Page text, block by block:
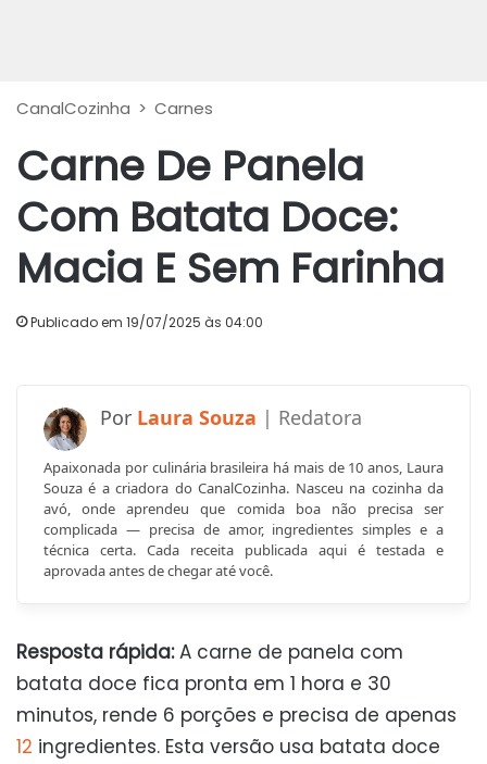
CanalCozinha > Carnes
Carne De Panela
Com Batata Doce:
Macia E Sem Farinha
Publicado em 19/07/2025 às 04:00
Laura Souza
Apaixonada por culinária brasileira há mais de 10 anos, Laura
Souza é a criadora do CanalCozinha. Nasceu na cozinha da
avó, onde aprendeu que comida boa não precisa ser
complicada — precisa de amor, ingredientes simples e a
técnica certa. Cada receita publicada aqui é testada e
aprovada antes de chegar até você.
Resposta rápida:A carne de panela com
batata doce fica pronta em 1 hora e 30
minutos, rende 6 porções e precisa de apenas
12 ingredientes. Esta versão usa batata doce